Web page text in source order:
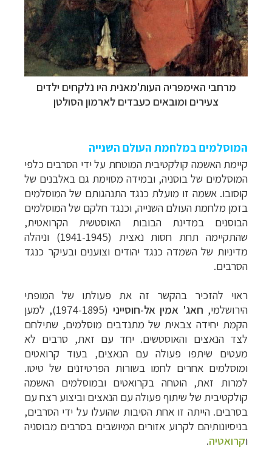
מרחבי האימפריה העות'מאנית היו נלקחים ילדים
צעירים ומובאים כעבדים לארמון הסולטן
המוסלמים במלחמת העולם השנייה
קיימת האשמה קולקטיבית המוטחת על ידי הסרבים כלפי
המוסלמים של בוסניה, ובמידה מסוימת גם באלבנים של
קוסובו. אשמה זו מועלת כנגד התנהגותם של המוסלמים
בזמן מלחמת העולם השנייה, וכנגד חלקם של המוסלמים
הבוסנים במדינת הבובות האוסטשית הקרואטית,
שהתקיימה תחת חסות נאצית (1941-1945) וניהלה
מדיניות של השמדה כנגד יהודים וצוענים ובעיקר כנגד
הסרבים.
ראוי להזכיר בהקשר זה את פעולתו של המופתי
הירושלמי, חאג' אמין אל-חוסייני
(1974-1895), למען
הקמת יחידה צבאית של מתנדבים מוסלמים, שתילחם
לצד הנאצים והאוסטשים. יחד עם זאת, סרבים לא
מעטים שיתפו פעולה עם הנאצים, בעוד קרואטים
ומוסלמים אחרים לחמו בשורות הפרטיזנים של טיטו.
למרות זאת, הוטחה בקרואטים ובמוסלמים האשמה
קולקטיבית של שיתוף פעולה עם הנאצים וביצוע רצח עם
בסרבים. הייתה זו אחת הסיבות שהועלו על ידי הסרבים,
בניסיונותיהם לקרוע אזורים המיושבים בסרבים מבוסניה
וקרואטיה.